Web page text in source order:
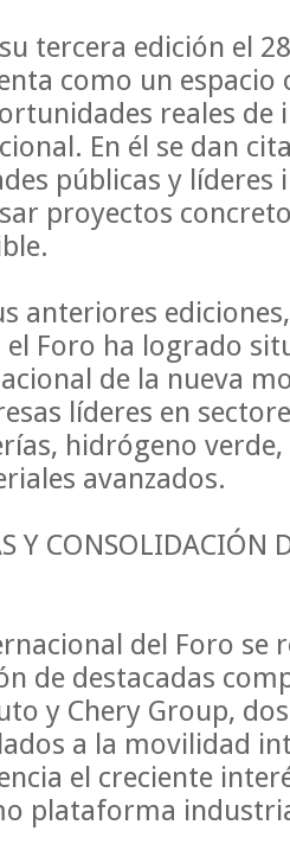
tercera edición el
como un espacio
reales de
En él se dan
públicas y líderes
proyectos
anteriores
el Foro ha logrado
de la nueva
líderes en
hidrógeno
avanzados.
Y CONSOLIDACIÓN
del Foro se
de destacadas
y Chery Group,
a la movilidad
el creciente
plataforma